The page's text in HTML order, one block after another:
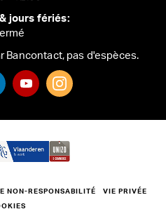
jours fériés:
Bancontact, pas d'espèces.
NON-RESPONSABILITÉ VIE PRIVÉE